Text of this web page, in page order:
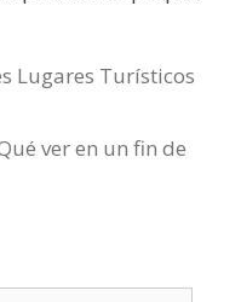
Lugares Turísticos
ver en un fin de